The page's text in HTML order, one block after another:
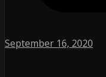
September 16, 2020